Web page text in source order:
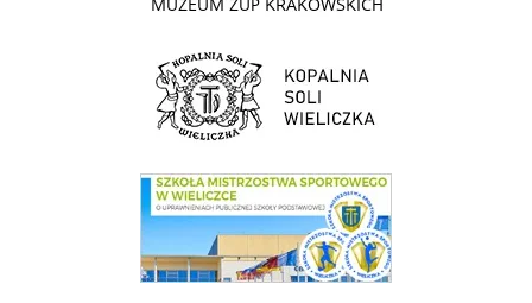
link do strony Kopalni Soli Wieliczka
link do SMS Wieliczka